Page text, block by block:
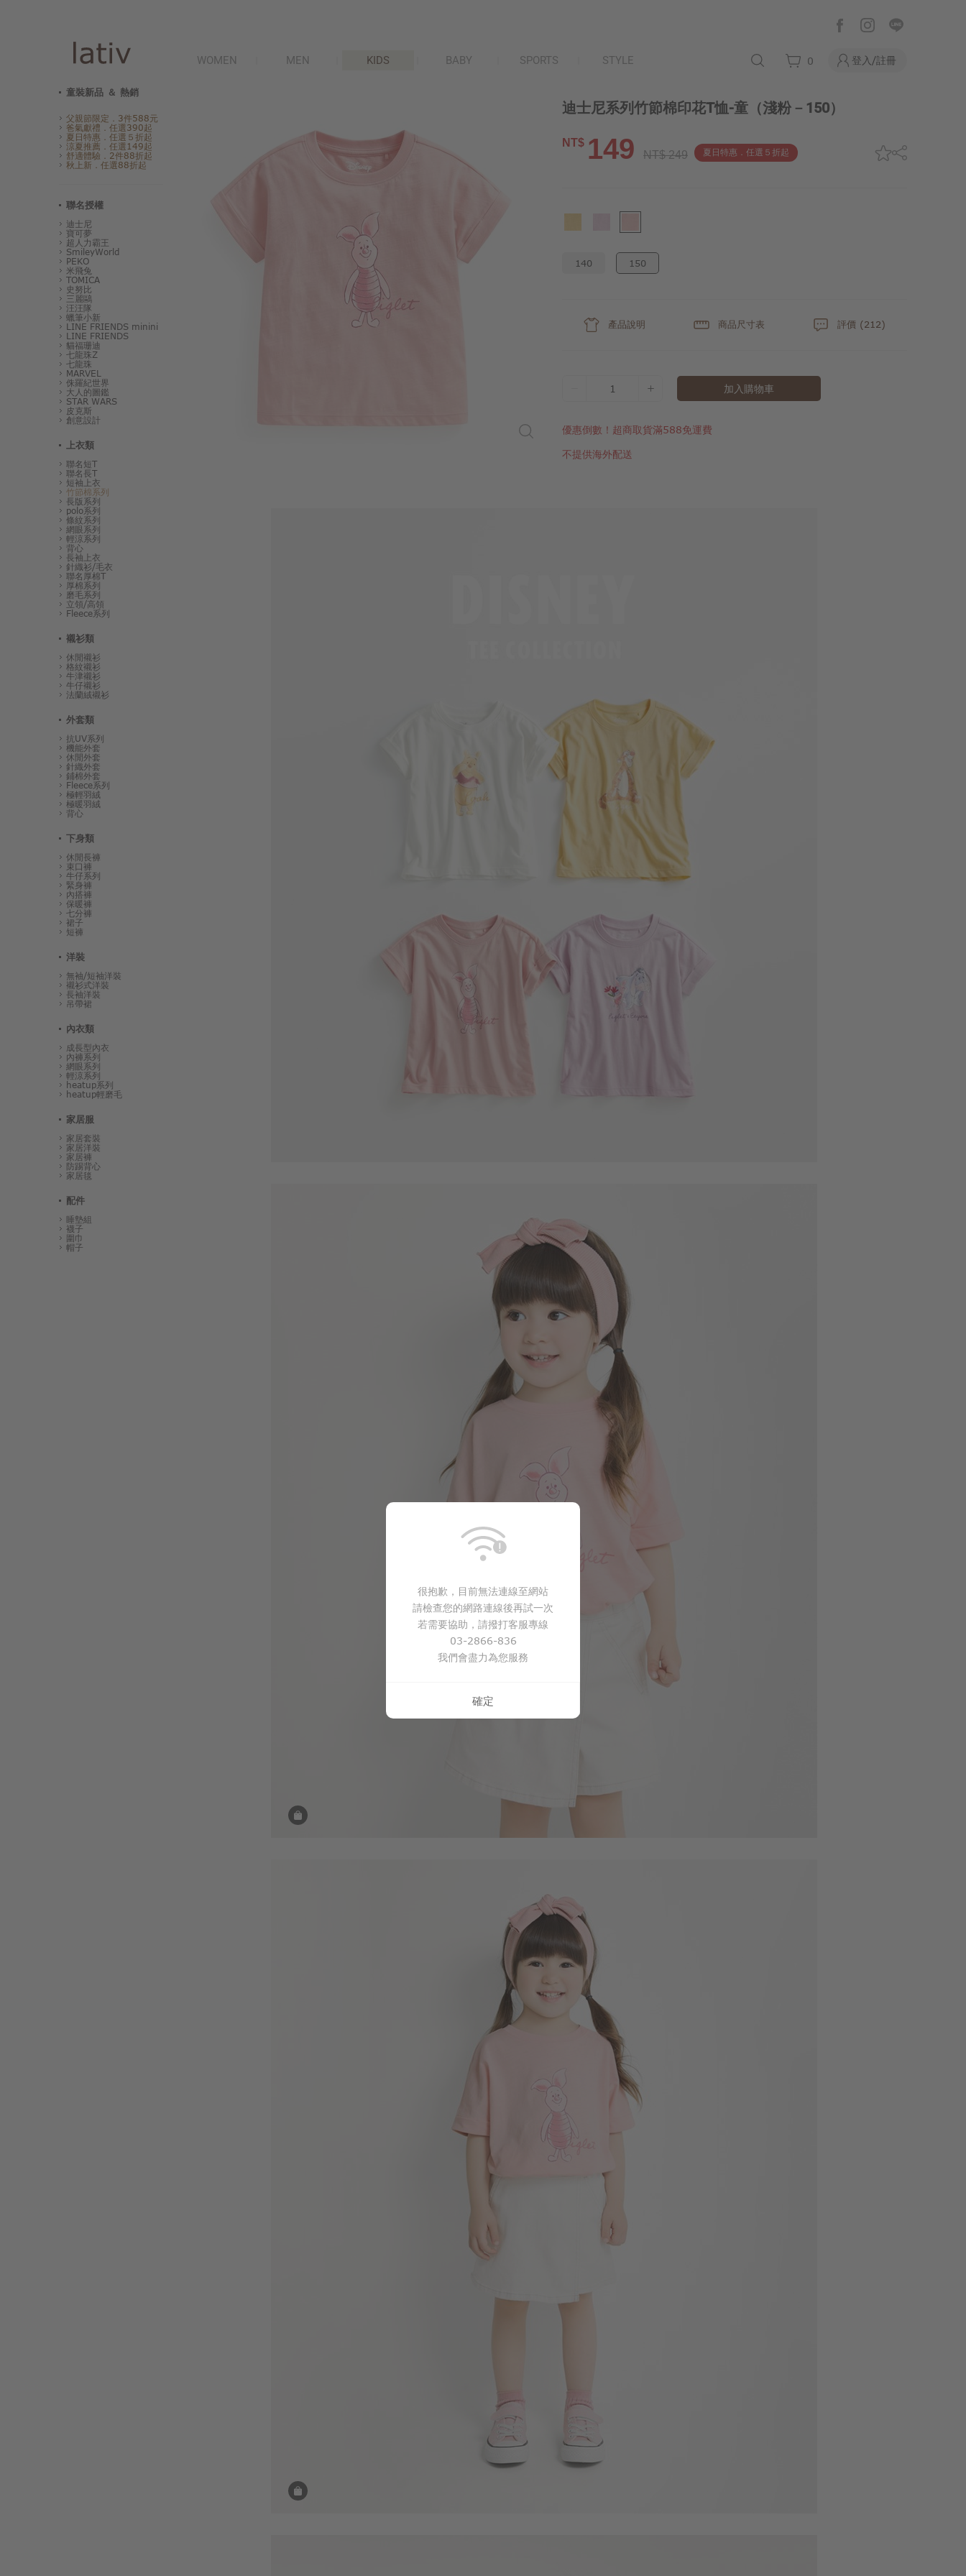
WOMEN MEN KIDS BABY SPORTS STYLE 0 登入/註冊
童裝新品 ＆ 熱銷
父親節限定．3件588元
爸氣獻禮．任選390起
夏日特惠．任選５折起
涼夏推薦．任選149起
舒適體驗．2件88折起
秋上新．任選88折起
聯名授權
迪士尼
寶可夢
超人力霸王
SmileyWorld
PEKO
米飛兔
TOMICA
史努比
三麗鷗
汪汪隊
蠟筆小新
LINE FRIENDS minini
LINE FRIENDS
貓福珊迪
七龍珠Z
七龍珠
MARVEL
侏羅紀世界
大人的圖鑑
STAR WARS
皮克斯
創意設計
上衣類
聯名短T
聯名長T
短袖上衣
竹節棉系列
長版系列
polo系列
條紋系列
網眼系列
輕涼系列
背心
長袖上衣
針織衫/毛衣
聯名厚棉T
厚棉系列
磨毛系列
立領/高領
Fleece系列
襯衫類
休閒襯衫
格紋襯衫
牛津襯衫
牛仔襯衫
法蘭絨襯衫
外套類
抗UV系列
機能外套
休閒外套
針織外套
鋪棉外套
Fleece系列
極輕羽絨
極暖羽絨
背心
下身類
休閒長褲
束口褲
牛仔系列
緊身褲
內搭褲
保暖褲
七分褲
裙子
短褲
洋裝
無袖/短袖洋裝
襯衫式洋裝
長袖洋裝
吊帶裙
內衣類
成長型內衣
內褲系列
網眼系列
輕涼系列
heatup系列
heatup輕磨毛
家居服
家居套裝
家居洋裝
家居褲
防踢背心
家居毯
配件
睡墊組
襪子
圍巾
帽子
迪士尼系列竹節棉印花T恤-童 （淺粉－150）
NT$ 149 NT$ 249 夏日特惠．任選５折起
140 150
產品說明 商品尺寸表 評價 (212)
1 加入購物車
優惠倒數！超商取貨滿588免運費
不提供海外配送
很抱歉，目前無法連線至網站
請檢查您的網路連線後再試一次
若需要協助，請撥打客服專線
03-2866-836
我們會盡力為您服務
確定